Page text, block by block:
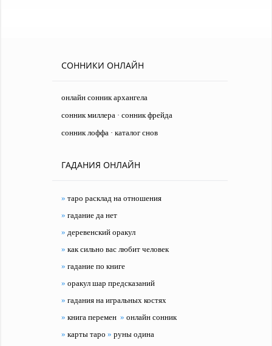
СОННИКИ ОНЛАЙН
онлайн сонник архангела
сонник миллера ·сонник фрейда
сонник лоффа ·каталог снов
ГАДАНИЯ ОНЛАЙН
»таро расклад на отношения
»гадание да нет
»деревенский оракул
»как сильно вас любит человек
»гадание по книге
»оракул шар предсказаний
»гадания на игральных костях
»книга перемен »онлайн сонник
»карты таро »руны одина